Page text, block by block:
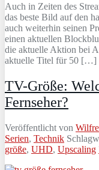
Auch in Zeiten des
das beste Bild auf den
auch weiterhin seinen
einen aktuellen
die aktuelle Aktion bei
aktuelle Titel für 50 […]
TV-Größe:
Fernseher?
Veröffentlicht von
Serien, Technik
größe, UHD, Upscaling